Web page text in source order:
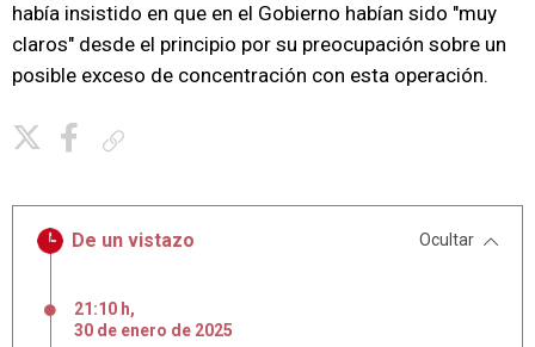
había insistido en que en el Gobierno habían sido "muy
claros" desde el principio por su preocupación sobre un
posible exceso de concentración con esta operación.
De un vistazo Ocultar
21:10 h,
30 de enero de 2025